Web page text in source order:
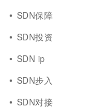
SDN保障
SDN投资
SDN ip
SDN步入
SDN对接